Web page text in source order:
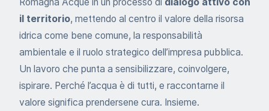
Romagna Acque in un processo di dialogo attivo con
il territorio, mettendo al centro il valore della risorsa
idrica come bene comune, la responsabilità
ambientale e il ruolo strategico dell’impresa pubblica.
Un lavoro che punta a sensibilizzare, coinvolgere,
ispirare. Perché l’acqua è di tutti, e raccontarne il
valore significa prendersene cura. Insieme.